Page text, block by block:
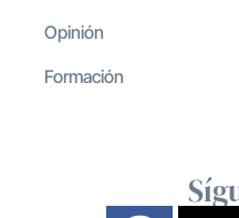
Opinión
Formación